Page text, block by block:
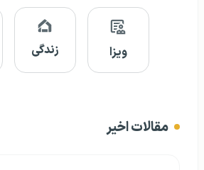
ویزا زندگی
مقالات اخیر